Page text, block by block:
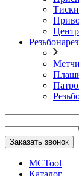
Заказать звонок
MCTool
Каталог